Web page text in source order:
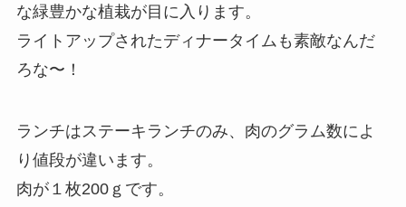
な緑豊かな植栽が目に入ります。
ライトアップされたディナータイムも素敵なんだ
ろな〜！
ランチはステーキランチのみ、肉のグラム数によ
り値段が違います。
肉が１枚200ｇです。